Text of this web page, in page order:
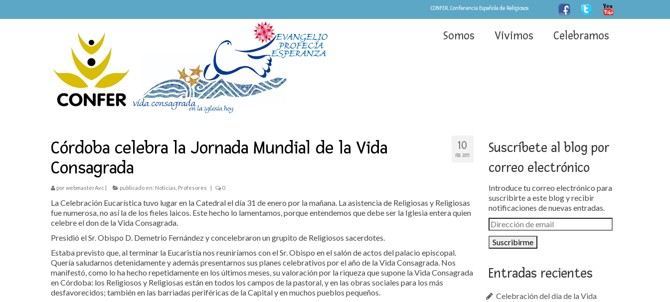
CONFER, Conferencia Española de Religiosos
Somos Vivimos Celebramos
10
FEB 2015
Córdoba celebra la Jornada Mundial de la Vida
Consagrada
porwebmasterAvc publicado en: Noticias Profesores 0
La Celebración Eucarística tuvo lugar en la Catedral el día 31 de enero por la mañana. La asistencia de Religiosas y Religiosas
fue numerosa, no así la de los fieles laicos. Este hecho lo lamentamos, porque entendemos que debe ser la Iglesia entera quien
celebre el don de la Vida Consagrada.
Presidió el Sr. Obispo D. Demetrio Fernández y concelebraron un grupito de Religiosos sacerdotes.
Estaba previsto que, al terminar la Eucaristía nos reuniríamos con el Sr. Obispo en el salón de actos del palacio episcopal.
Quería saludarnos detenidamente y además presentarnos sus planes celebrativos por el año de la Vida Consagrada. Nos
manifestó, como lo ha hecho repetidamente en los últimos meses, su valoración por la riqueza que supone la Vida Consagrada
en Córdoba: los Religiosos y Religiosas están en todos los campos de la pastoral, y en las obras sociales para los más
desfavorecidos; también en las barriadas periféricas de la Capital y en muchos pueblos pequeños.
Suscríbete al blog por
correo electrónico
Introduce tu correo electrónico para
suscribirte a este blog y recibir
notificaciones de nuevas entradas.
Dirección
de
email
Entradas recientes
Celebración del día de la Vida